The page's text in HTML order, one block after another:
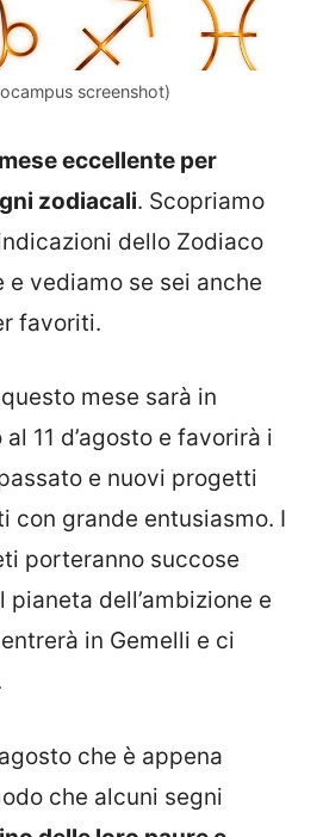
screenshot)
eccellente per
zodiacali. Scopriamo
dello Zodiaco
e vediamo se sei anche
favoriti.
mese sarà in
11 d’agosto e favorirà i
e nuovi progetti
con grande entusiasmo. I
porteranno succose
pianeta dell’ambizione e
in Gemelli e ci
che è appena
che alcuni segni